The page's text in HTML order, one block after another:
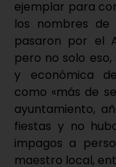
ejemplar para
los nombres de
pasaron por el
pero no solo
y económica
como «más de
ayuntamiento,
fiestas y no
impagos a
maestro local,